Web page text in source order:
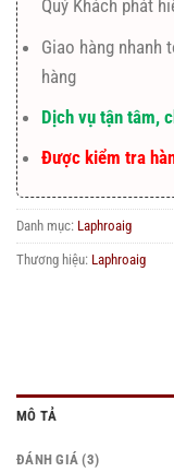
Quý Khách phát
Giao hàng
hàng
Dịch vụ tận tâm,
Được kiểm tra
Danh mục: Laphroaig
Thương hiệu: Laphroaig
MÔ TẢ
ĐÁNH GIÁ (3)